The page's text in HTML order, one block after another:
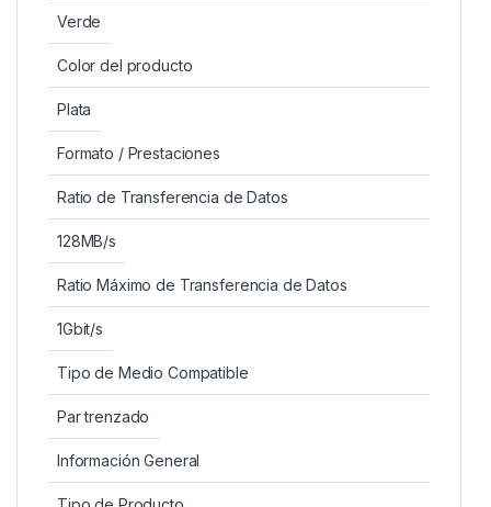
Verde
Color del producto
Plata
Formato / Prestaciones
Ratio de Transferencia de Datos
128MB/s
Ratio Máximo de Transferencia de Datos
1Gbit/s
Tipo de Medio Compatible
Par trenzado
Información General